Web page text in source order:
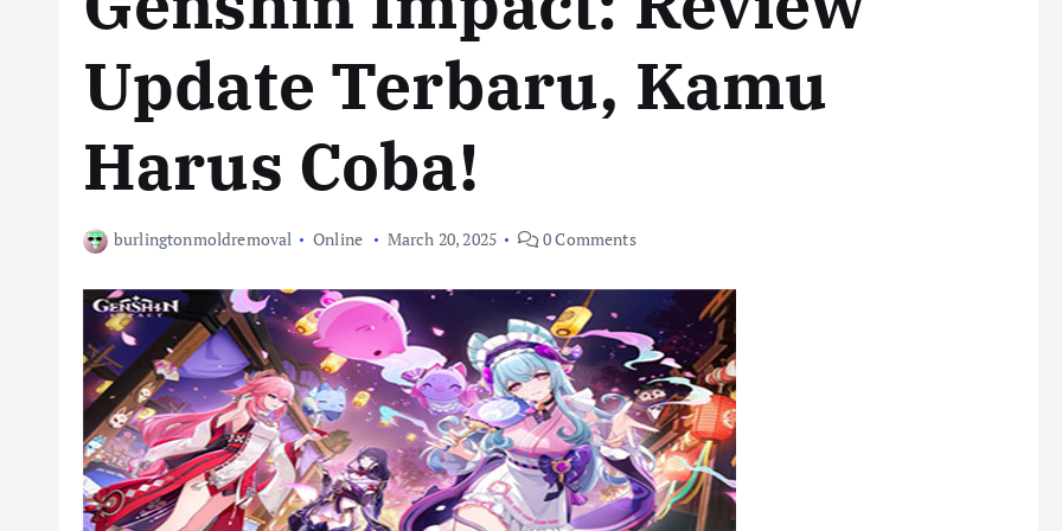
Update Terbaru, Kamu
Harus Coba!
burlingtonmoldremoval Online March 20, 2025 0 Comments